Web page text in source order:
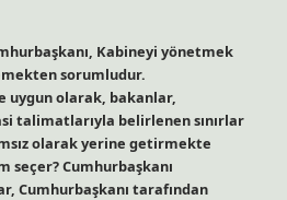
Kabineyi yönetmek
sorumludur.
uygun olarak, bakanlar,
talimatlarıyla belirlenen sınırlar
olarak yerine getirmekte
Cumhurbaşkanı
Cumhurbaşkanı tarafından